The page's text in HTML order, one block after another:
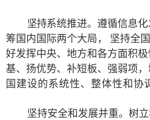
坚持系统推进。 遵循信息化
筹国内国际两个大局，
坚持全
好发挥中央、地方和各方面积极
基、 扬优势、补短板、强弱项，
国 建设的系统性、整体性和协
坚持安全和发展并重。 树